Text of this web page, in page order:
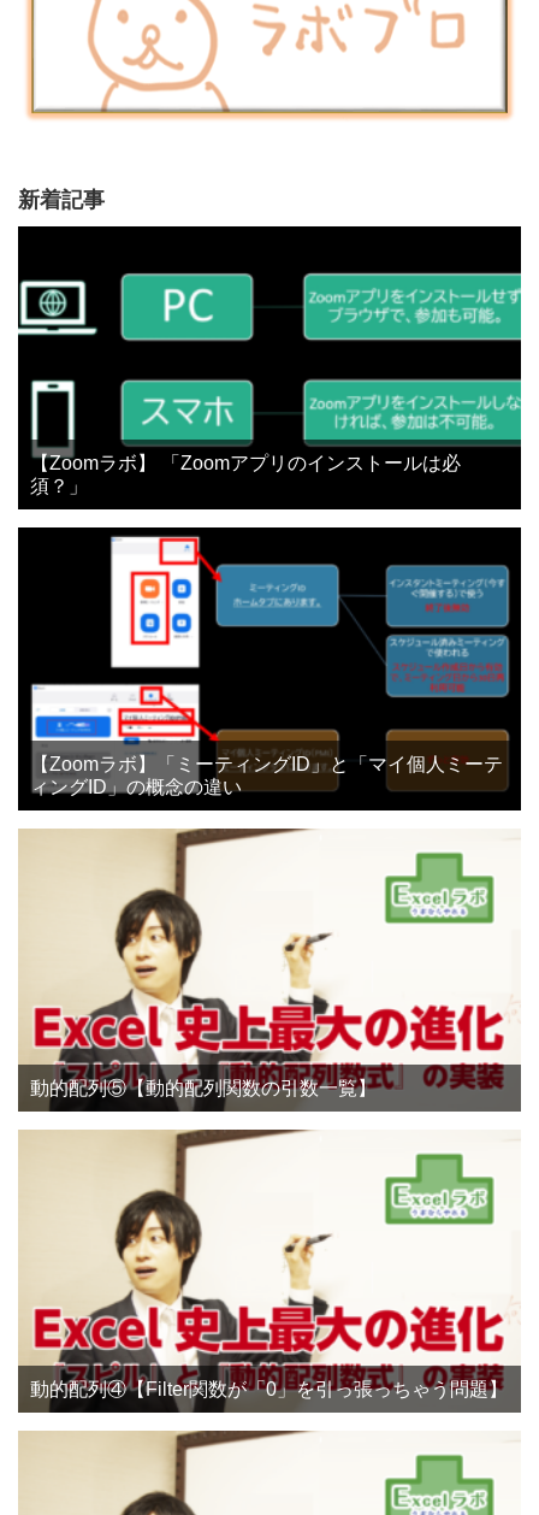
新着記事
【Zoomラボ】 「Zoomアプリのインストールは必
須？」
【Zoomラボ】「ミーティングID」と「マイ個人ミーテ
ィングID」の概念の違い
動的配列⑤【動的配列関数の引数一覧】
動的配列④【Filter関数が「0」を引っ張っちゃう問題】